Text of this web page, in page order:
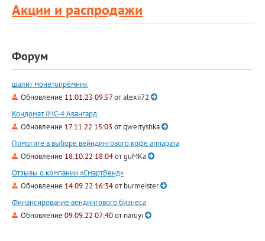
Акции и распродажи
Форум
шалит монетопрёмник
Обновление 11.01.23 09:57отalexii72
Кондомат IMC-4 Авангард
Обновление 17.11.22 15:03 отqwertyshka
Помогите в выборе вейндингового кофе аппарата
Обновление 18.10.22 18:04отguMKa
Отзывы о компании «СмартВенд»
Обновление 14.09.22 16:34отburmeister
Финансирование вендингового бизнеса
Обновление 09.09.22 07:40отnaruyi